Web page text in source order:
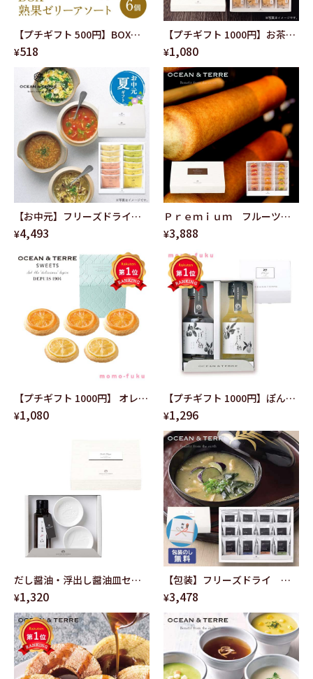
【プチギフト 500円】BOX熟
果ゼリーアソート 菓子折 ゼリ
ー 詰め合わせ 手土産 お土産 お
中元 夏ギフト 香典返し お供え
催し物 販促 内祝い お返し 和風
退職 お礼 挨拶 引越し
¥518
【プチギフト 1000円】お茶漬
け最中セットＡ グルメギフト
結婚式 ご挨拶 内祝い 訪
問時の手土産 おしゃれ
¥1,080
【お中元】フリーズドライ野
菜スープセットF
¥4,493
Ｐｒｅｍｉｕｍ フルーツバ
ームセットＤ
¥3,888
【プチギフト 1000円】 オレン
ジクッキー＆レモンクッキー
ドライフルーツ かわいい さわ
¥1,080
【プチギフト 1000円】ぽん酢
セットA（ぽん酢＆ゆずポン
酢） 結婚式 引き出物 調味料 ポ
ン酢 ギフト おしゃれ
ocean&terre お礼 挨拶 人気
おすすめ
¥1,296
だし醤油・浮出し醤油皿セッ
ト
¥1,320
【包装】フリーズドライ お
味噌汁セットＣ
¥3,478